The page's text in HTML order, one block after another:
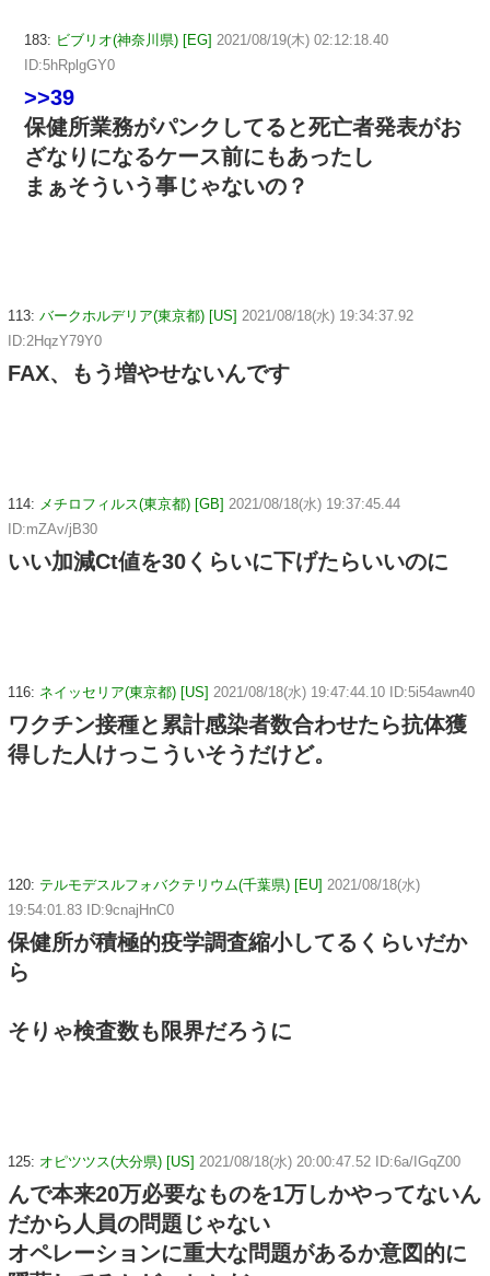
183: ビブリオ(神奈川県) [EG] 2021/08/19(木) 02:12:18.40
ID:5hRplgGY0
>>39
保健所業務がパンクしてると死亡者発表がお
ざなりになるケース前にもあったし
まぁそういう事じゃないの？
113: バークホルデリア(東京都) [US] 2021/08/18(水) 19:34:37.92
ID:2HqzY79Y0
FAX、もう増やせないんです
114: メチロフィルス(東京都) [GB] 2021/08/18(水) 19:37:45.44
ID:mZAv/jB30
いい加減Ct値を30くらいに下げたらいいのに
116: ネイッセリア(東京都) [US] 2021/08/18(水) 19:47:44.10 ID:5i54awn40
ワクチン接種と累計感染者数合わせたら抗体獲
得した人けっこういそうだけど。
120: テルモデスルフォバクテリウム(千葉県) [EU] 2021/08/18(水)
19:54:01.83 ID:9cnajHnC0
保健所が積極的疫学調査縮小してるくらいだか
ら
そりゃ検査数も限界だろうに
125: オピツツス(大分県) [US] 2021/08/18(水) 20:00:47.52 ID:6a/IGqZ00
んで本来20万必要なものを1万しかやってないん
だから人員の問題じゃない
オペレーションに重大な問題があるか意図的に